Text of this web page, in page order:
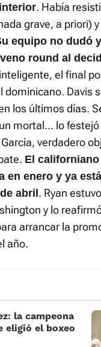
. Había
grave, a priori)
equipo no dudó
round al
el final
dominicano. Davis
los últimos días.
mortal... lo
verdadero
El
en enero y ya
abril . Ryan
y lo
arrancar la
año.
la campeona
eligió el boxeo